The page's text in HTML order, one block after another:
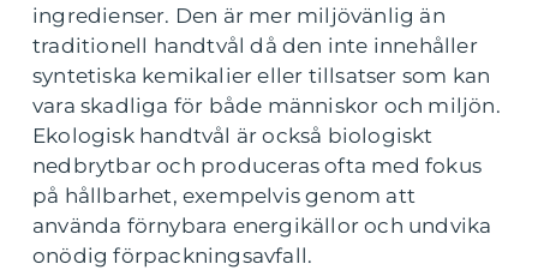
ingredienser. Den är mer miljövänlig än
traditionell handtvål då den inte innehåller
syntetiska kemikalier eller tillsatser som kan
vara skadliga för både människor och miljön.
Ekologisk handtvål är också biologiskt
nedbrytbar och produceras ofta med fokus
på hållbarhet, exempelvis genom att
använda förnybara energikällor och undvika
onödig förpackningsavfall.